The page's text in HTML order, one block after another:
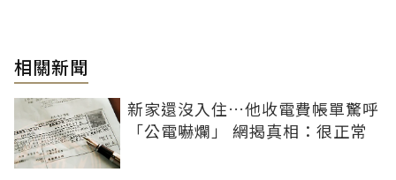
相關新聞
新家還沒入住…他收電費帳單驚呼
「公電嚇爛」 網揭真相：很正常